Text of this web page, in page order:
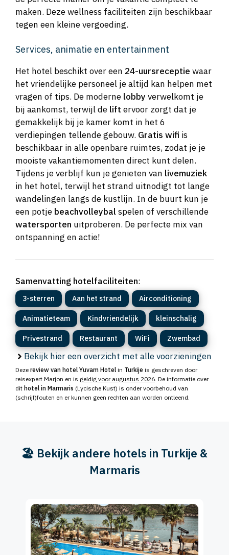
maken. Deze wellness faciliteiten zijn beschikbaar
tegen een kleine vergoeding.
Services, animatie en entertainment
Het hotel beschikt over een 24-uursreceptie waar
het vriendelijke personeel je altijd kan helpen met
vragen of tips. De moderne lobby verwelkomt je
bij aankomst, terwijl de lift ervoor zorgt dat je
gemakkelijk bij je kamer komt in het 6
verdiepingen tellende gebouw. Gratis wifi is
beschikbaar in alle openbare ruimtes, zodat je je
mooiste vakantiemomenten direct kunt delen.
Tijdens je verblijf kun je genieten van livemuziek
in het hotel, terwijl het strand uitnodigt tot lange
wandelingen langs de kustlijn. In de buurt kun je
een potje beachvolleybalspelen of verschillende
watersporten uitproberen. De perfecte mix van
ontspanning en actie!
Samenvatting hotelfaciliteiten:
3-sterren Aan het strand Airconditioning
Animatieteam Kindvriendelijk kleinschalig
Privestrand Restaurant WiFi Zwembad
Bekijk hier een overzicht met alle voorzieningen
Deze review van hotel Yuvam Hotel in Turkije is geschreven door
reisexpert Marjon en is geldig voor augustus 2026. De informatie over
dit hotel in Marmaris (Lycische Kust) is onder voorbehoud van
(schrijf)fouten en er kunnen geen rechten aan worden ontleend.
🏖️ Bekijk andere hotels in Turkije &
Marmaris